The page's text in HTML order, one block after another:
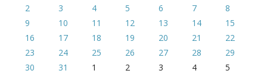
2
3 4 5 6 7
8
9
10 11 12 13 14
15
16
17 18 19 20 21
22
23
24 25 26 27 28
29
30
31 1 2 3 4 5